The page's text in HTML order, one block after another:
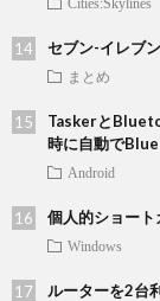
セブン-イレブ
まとめ
Taskerと
時に自動で
Android
個人的ショート
Windows
ルーターを2台